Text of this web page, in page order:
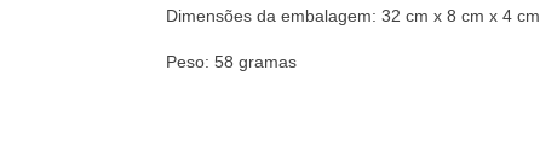
Dimensões da embalagem: 32 cm x 8 cm x 4 cm
Peso: 58 gramas